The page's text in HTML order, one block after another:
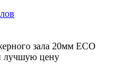
зала 20мм ECO
лучшую цену